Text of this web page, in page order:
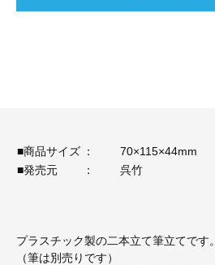
■商品サイズ ：
70×115×44mm
■発売元
： 呉竹
プラスチック製の二本立て筆立てです。
（筆は別売りです）